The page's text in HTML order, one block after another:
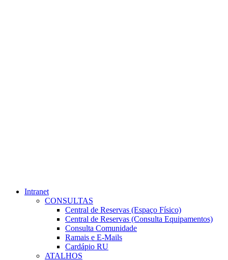
Intranet
CONSULTAS
Central de Reservas (Espaço Físico)
Central de Reservas (Consulta Equipamentos)
Consulta Comunidade
Ramais e E-Mails
Cardápio RU
ATALHOS